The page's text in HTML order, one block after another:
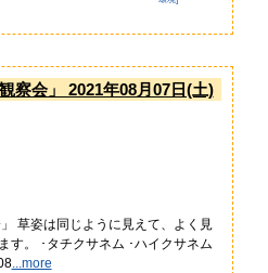
察会」 2021年08月07日(土)
草姿は同じように見えて、よく見
す。 ･タチクサネム ･ハイクサネム
...more